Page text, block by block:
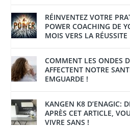
RÉINVENTEZ VOTRE
POWER COACHING DE
MOIS VERS LA RÉUSSITE
COMMENT LES ONDES
AFFECTENT NOTRE
EMGUARDE !
KANGEN K8 D’ENAGIC:
APRÈS CET ARTICLE,
VIVRE SANS !